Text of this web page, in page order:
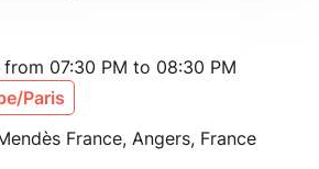
from 07:30 PM to 08:30 PM
Paris
France, Angers, France